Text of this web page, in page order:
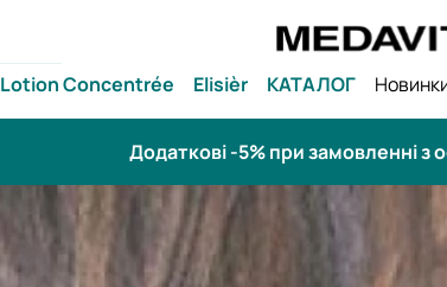
Lotion Concentrée Elisièr КАТАЛОГ
Додаткові -5% при замовленні з